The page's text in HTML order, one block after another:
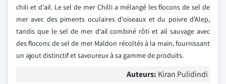
chili et d'ail. Le sel de mer Chilli a mélangé les flocons de sel de
mer avec des piments oculaires d'oiseaux et du poivre d'Alep,
tandis que le sel de mer d'ail combiné rôti et ail sauvage avec
des flocons de sel de mer Maldon récoltés à la main, fournissant
un ajout distinctif et savoureux à sa gamme de produits.
Auteurs: Kiran Pulidindi